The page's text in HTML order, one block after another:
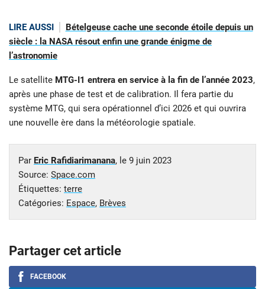
LIRE AUSSI
Bételgeuse cache une seconde étoile depuis un
siècle : la NASA résout enfin une grande énigme de
l’astronomie
Le satellite MTG-I1 entrera en service à la fin de l’année 2023,
après une phase de test et de calibration. Il fera partie du
système MTG, qui sera opérationnel d’ici 2026 et qui ouvrira
une nouvelle ère dans la météorologie spatiale.
Par Eric Rafidiarimanana, le 9 juin 2023
Source: Space.com
Étiquettes: terre
Catégories: Espace, Brèves
Partager cet article
FACEBOOK